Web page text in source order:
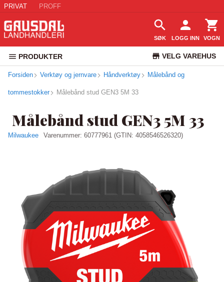
PRIVAT PROFF
SØK LOGG INN VOGN
PRODUKTER VELG VAREHUS
KUNDESERVICE
Forsiden Verktøy og jernvare Håndverktøy Målebånd og
tommestokker Målebånd stud GEN3 5M 33
Målebånd stud GEN3 5M 33
Milwaukee Varenummer: 60777961 (GTIN: 4058546526320)